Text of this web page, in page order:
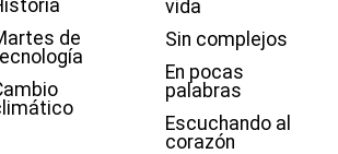
de
vida
Sin complejos
En pocas
palabras
Escuchando al
corazón